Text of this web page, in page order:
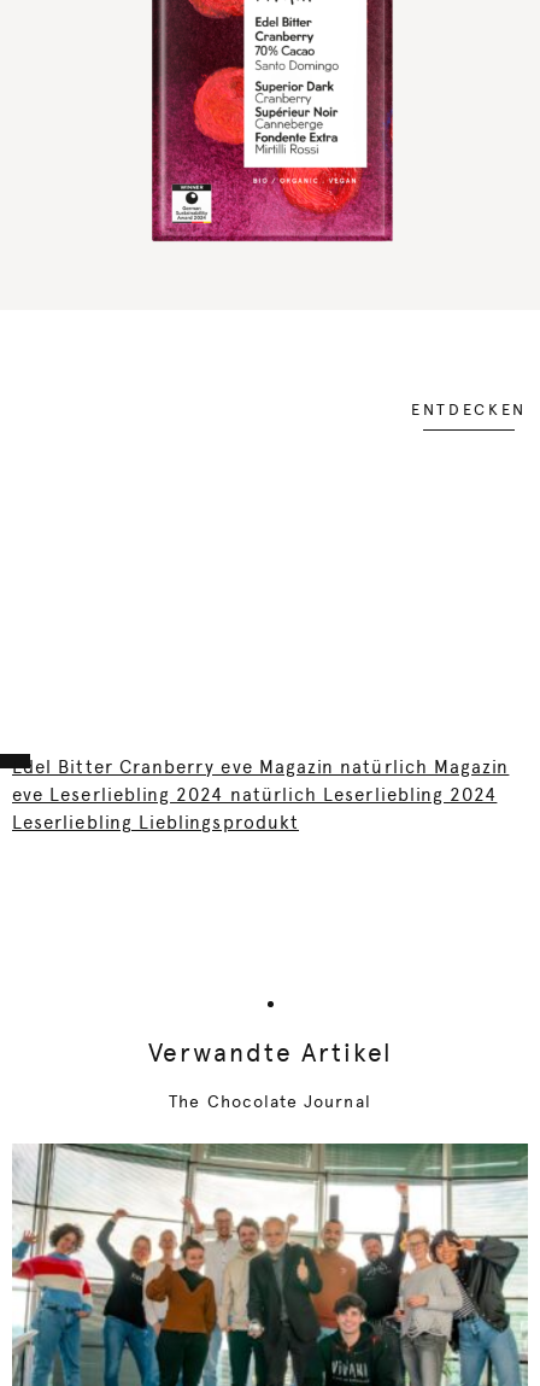
ENTDECKEN
Edel Bitter Cranberry eve Magazin natürlich Magazin
eve Leserliebling 2024 natürlich Leserliebling 2024
Leserliebling Lieblingsprodukt
Verwandte Artikel
The Chocolate Journal